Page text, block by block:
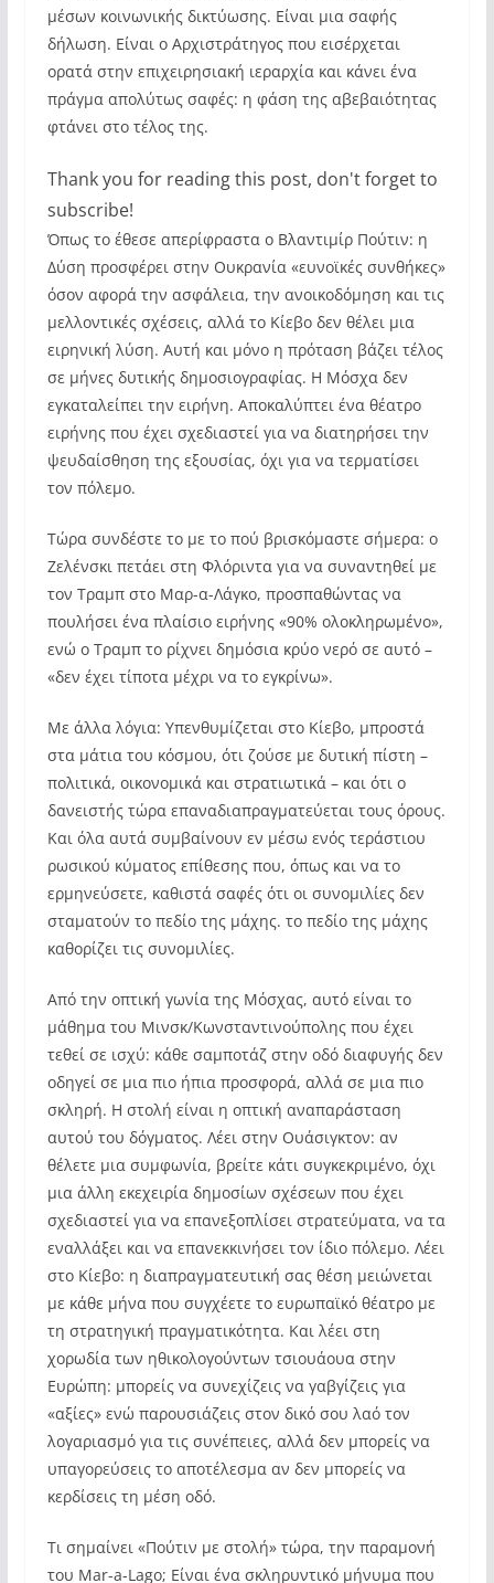
μέσων κοινωνικής δικτύωσης. Είναι μια σαφής
δήλωση. Είναι ο Αρχιστράτηγος που εισέρχεται
ορατά στην επιχειρησιακή ιεραρχία και κάνει ένα
πράγμα απολύτως σαφές: η φάση της αβεβαιότητας
φτάνει στο τέλος της.
Thank you for reading this post, don't forget to
subscribe!
Όπως το έθεσε απερίφραστα ο Βλαντιμίρ Πούτιν: η
Δύση προσφέρει στην Ουκρανία «ευνοϊκές συνθήκες»
όσον αφορά την ασφάλεια, την ανοικοδόμηση και τις
μελλοντικές σχέσεις, αλλά το Κίεβο δεν θέλει μια
ειρηνική λύση. Αυτή και μόνο η πρόταση βάζει τέλος
σε μήνες δυτικής δημοσιογραφίας. Η Μόσχα δεν
εγκαταλείπει την ειρήνη. Αποκαλύπτει ένα θέατρο
ειρήνης που έχει σχεδιαστεί για να διατηρήσει την
ψευδαίσθηση της εξουσίας, όχι για να τερματίσει
τον πόλεμο.
Τώρα συνδέστε το με το πού βρισκόμαστε σήμερα: ο
Ζελένσκι πετάει στη Φλόριντα για να συναντηθεί με
τον Τραμπ στο Μαρ-α-Λάγκο, προσπαθώντας να
πουλήσει ένα πλαίσιο ειρήνης «90% ολοκληρωμένο»,
ενώ ο Τραμπ το ρίχνει δημόσια κρύο νερό σε αυτό –
«δεν έχει τίποτα μέχρι να το εγκρίνω».
Με άλλα λόγια: Υπενθυμίζεται στο Κίεβο, μπροστά
στα μάτια του κόσμου, ότι ζούσε με δυτική πίστη –
πολιτικά, οικονομικά και στρατιωτικά – και ότι ο
δανειστής τώρα επαναδιαπραγματεύεται τους όρους.
Και όλα αυτά συμβαίνουν εν μέσω ενός τεράστιου
ρωσικού κύματος επίθεσης που, όπως και να το
ερμηνεύσετε, καθιστά σαφές ότι οι συνομιλίες δεν
σταματούν το πεδίο της μάχης. το πεδίο της μάχης
καθορίζει τις συνομιλίες.
Από την οπτική γωνία της Μόσχας, αυτό είναι το
μάθημα του Μινσκ/Κωνσταντινούπολης που έχει
τεθεί σε ισχύ: κάθε σαμποτάζ στην οδό διαφυγής δεν
οδηγεί σε μια πιο ήπια προσφορά, αλλά σε μια πιο
σκληρή. Η στολή είναι η οπτική αναπαράσταση
αυτού του δόγματος. Λέει στην Ουάσιγκτον: αν
θέλετε μια συμφωνία, βρείτε κάτι συγκεκριμένο, όχι
μια άλλη εκεχειρία δημοσίων σχέσεων που έχει
σχεδιαστεί για να επανεξοπλίσει στρατεύματα, να τα
εναλλάξει και να επανεκκινήσει τον ίδιο πόλεμο. Λέει
στο Κίεβο: η διαπραγματευτική σας θέση μειώνεται
με κάθε μήνα που συγχέετε το ευρωπαϊκό θέατρο με
τη στρατηγική πραγματικότητα. Και λέει στη
χορωδία των ηθικολογούντων τσιουάουα στην
Ευρώπη: μπορείς να συνεχίζεις να γαβγίζεις για
«αξίες» ενώ παρουσιάζεις στον δικό σου λαό τον
λογαριασμό για τις συνέπειες, αλλά δεν μπορείς να
υπαγορεύσεις το αποτέλεσμα αν δεν μπορείς να
κερδίσεις τη μέση οδό.
Τι σημαίνει «Πούτιν με στολή» τώρα, την παραμονή
του Mar-a-Lago; Είναι ένα σκληρυντικό μήνυμα που